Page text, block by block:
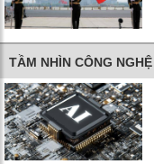
TẦM NHÌN CÔNG NGHỆ